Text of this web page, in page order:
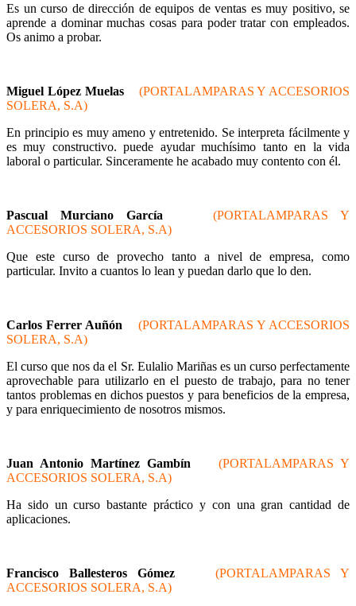
Es un curso de dirección de equipos de ventas es muy positivo, se
aprende a dominar muchas cosas para poder tratar con empleados.
Os animo a probar.
Miguel López Muelas
(PORTALAMPARAS Y ACCESORIOS
SOLERA, S.A)
En principio es muy ameno y entretenido. Se interpreta fácilmente y
es muy constructivo. puede ayudar muchísimo tanto en la vida
laboral o particular. Sinceramente he acabado muy contento con él.
Pascual Murciano García
(PORTALAMPARAS Y
ACCESORIOS SOLERA, S.A)
Que este curso de provecho tanto a nivel de empresa, como
particular. Invito a cuantos lo lean y puedan darlo que lo den.
Carlos Ferrer Auñón
(PORTALAMPARAS Y ACCESORIOS
SOLERA, S.A)
El curso que nos da el Sr. Eulalio Mariñas es un curso perfectamente
aprovechable para utilizarlo en el puesto de trabajo, para no tener
tantos problemas en dichos puestos y para beneficios de la empresa,
y para enriquecimiento de nosotros mismos.
Juan Antonio Martínez Gambín
(PORTALAMPARAS Y
ACCESORIOS SOLERA, S.A)
Ha sido un curso bastante práctico y con una gran cantidad de
aplicaciones.
Francisco Ballesteros Gómez
(PORTALAMPARAS Y
ACCESORIOS SOLERA, S.A)